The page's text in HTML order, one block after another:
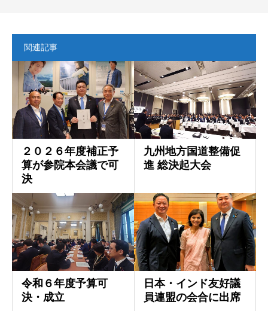
関連記事
２０２６年度補正予
算が参院本会議で可
決
九州地方国道整備促
進 総決起大会
令和６年度予算可
決・成立
日本・インド友好議
員連盟の会合に出席